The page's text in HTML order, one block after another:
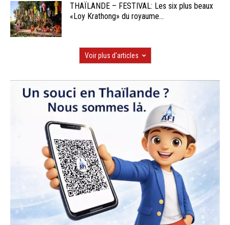
THAÏLANDE – FESTIVAL: Les six plus beaux
«Loy Krathong» du royaume...
Voir plus d'articles